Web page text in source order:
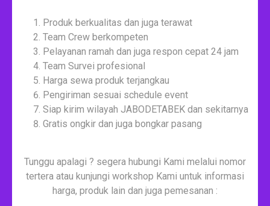
Produk berkualitas dan juga terawat
Team Crew berkompeten
Pelayanan ramah dan juga respon cepat 24 jam
Team Survei profesional
Harga sewa produk terjangkau
Pengiriman sesuai schedule event
Siap kirim wilayah JABODETABEK dan sekitarnya
Gratis ongkir dan juga bongkar pasang
Tunggu apalagi ? segera hubungi Kami melalui nomor
tertera atau kunjungi workshop Kami untuk informasi
harga, produk lain dan juga pemesanan :